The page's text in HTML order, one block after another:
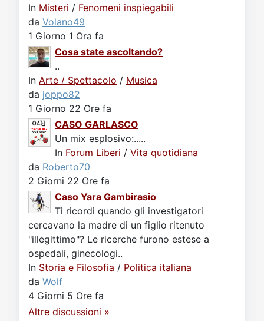
In Misteri / Fenomeni inspiegabili
da Volano49
1 Giorno 1 Ora fa
Cosa state ascoltando?
..
In Arte / Spettacolo / Musica
da joppo82
1 Giorno 22 Ore fa
CASO GARLASCO
Un mix esplosivo:.....
In Forum Liberi / Vita quotidiana
da Roberto70
2 Giorni 22 Ore fa
Caso Yara Gambirasio
Ti ricordi quando gli investigatori
cercavano la madre di un figlio ritenuto
"illegittimo"? Le ricerche furono estese a
ospedali, ginecologi..
In Storia e Filosofia / Politica italiana
da Wolf
4 Giorni 5 Ore fa
Altre discussioni »